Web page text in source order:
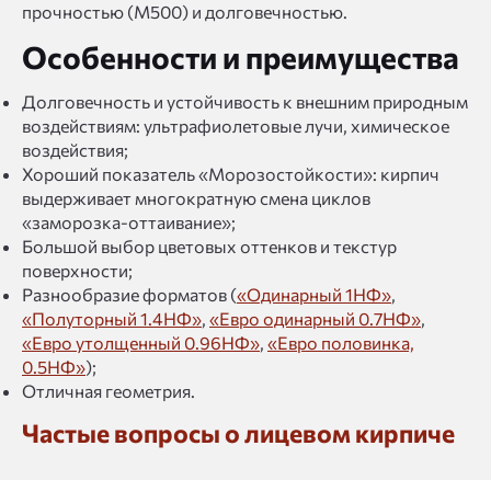
прочностью (М500) и долговечностью.
Особенности и преимущества
Долговечность и устойчивость к внешним природным
воздействиям: ультрафиолетовые лучи, химическое
воздействия;
Хороший показатель «Морозостойкости»: кирпич
выдерживает многократную смена циклов
«заморозка-оттаивание»;
Большой выбор цветовых оттенков и текстур
поверхности;
Разнообразие форматов («Одинарный 1НФ»,
«Полуторный 1.4НФ», «Евро одинарный 0.7НФ»,
«Евро утолщенный 0.96НФ», «Евро половинка,
0.5НФ»);
Отличная геометрия.
Частые вопросы о лицевом кирпиче